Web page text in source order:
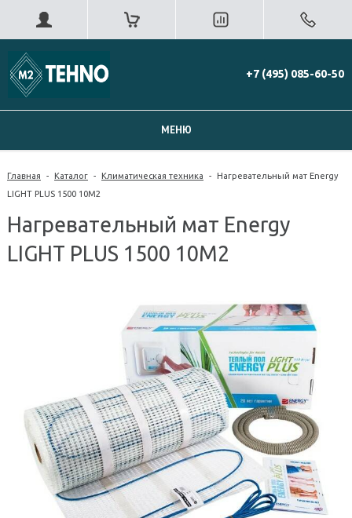
+7 (495) 085-60-50
МЕНЮ
Главная - Каталог - Климатическая техника - Нагревательный мат Energy
LIGHT PLUS 1500 10М2
Нагревательный мат Energy
LIGHT PLUS 1500 10М2